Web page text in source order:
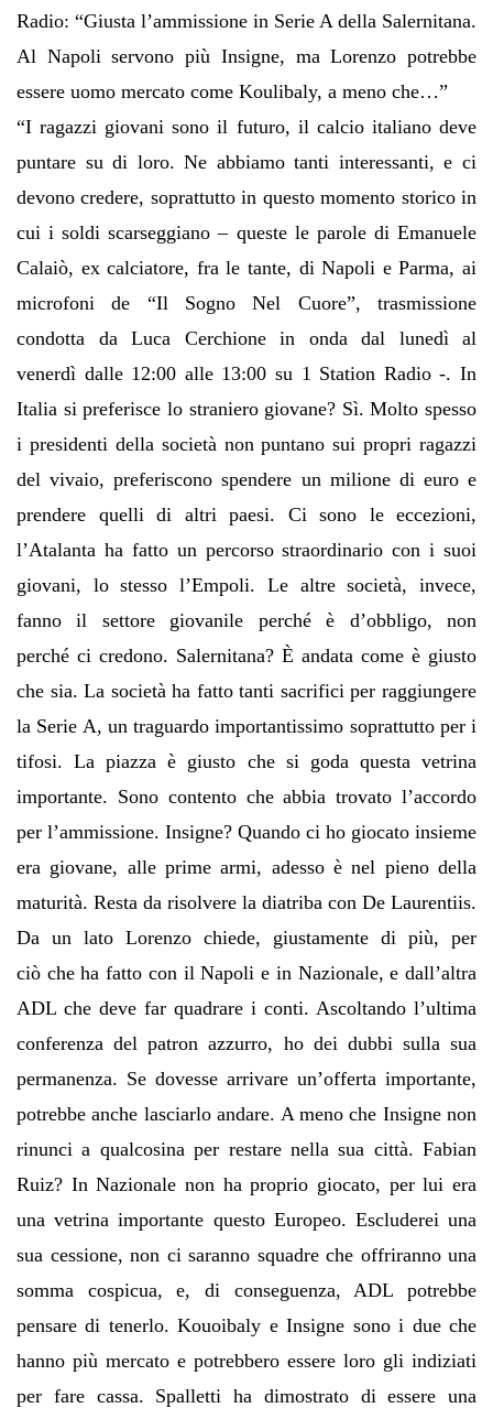
Radio: “Giusta l’ammissione in Serie A della Salernitana.
Al Napoli servono più Insigne, ma Lorenzo potrebbe
essere uomo mercato come Koulibaly, a meno che…”
“I ragazzi giovani sono il futuro, il calcio italiano deve
puntare su di loro. Ne abbiamo tanti interessanti, e ci
devono credere, soprattutto in questo momento storico in
cui i soldi scarseggiano– queste le parole di Emanuele
Calaiò, ex calciatore, fra le tante, di Napoli e Parma, ai
microfoni de “Il Sogno Nel Cuore”, trasmissione
condotta da Luca Cerchione in onda dal lunedì al
venerdì dalle 12:00 alle 13:00 su 1 Station Radio -.In
Italia si preferisce lo straniero giovane? Sì. Molto spesso
i presidenti della società non puntano sui propri ragazzi
del vivaio, preferiscono spendere un milione di euro e
prendere quelli di altri paesi. Ci sono le eccezioni,
l’Atalanta ha fatto un percorso straordinario con i suoi
giovani, lo stesso l’Empoli. Le altre società, invece,
fanno il settore giovanile perché è d’obbligo, non
perché ci credono. Salernitana? È andata come è giusto
che sia. La societàha fatto tanti sacrifici per raggiungere
la Serie A, un traguardo importantissimo soprattutto per i
tifosi. La piazzaè giusto che si goda questa vetrina
importante. Sono contento che abbia trovato l’accordo
per l’ammissione. Insigne? Quando ci ho giocato insieme
era giovane, alle prime armi, adesso ènel pieno della
maturità. Resta da risolvere la diatriba con De Laurentiis.
Da un lato Lorenzo chiede, giustamente di più, per
ciò che ha fatto con il Napoli e in Nazionale, e dall’altra
ADL che deve far quadrare i conti. Ascoltando l’ultima
conferenza del patron azzurro, ho dei dubbi sulla sua
permanenza. Se dovesse arrivare un’offerta importante,
potrebbe anche lasciarlo andare. A meno che Insigne non
rinunci a qualcosina per restare nella sua città. Fabian
Ruiz? In Nazionale non ha proprio giocato, per lui era
una vetrina importante questo Europeo. Escluderei una
sua cessione, non ci saranno squadre che offriranno una
somma cospicua, e, di conseguenza, ADL potrebbe
pensare di tenerlo. Kouoibaly e Insigne sono i due che
hanno più mercato e potrebbero essere loro gli indiziati
per fare cassa. Spalletti ha dimostrato di essere una